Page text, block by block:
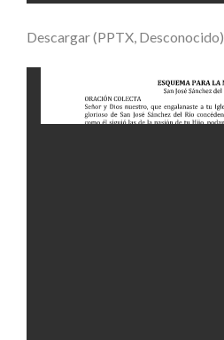
Descargar (PPTX, Desconocido)